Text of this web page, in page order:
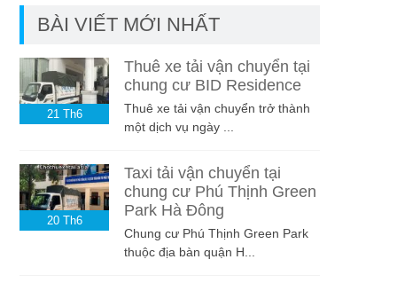
BÀI VIẾT MỚI NHẤT
21 Th6
Thuê xe tải vận chuyển tại
chung cư BID Residence
Thuê xe tải vận chuyển trở thành
một dịch vụ ngày ...
20 Th6
Taxi tải vận chuyển tại
chung cư Phú Thịnh Green
Park Hà Đông
Chung cư Phú Thịnh Green Park
thuộc địa bàn quận H...